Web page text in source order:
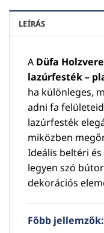
LEÍRÁS
A Düfa
lazúrfesték –
ha különleges,
adni fa
lazúrfesték
miközben
Ideális beltéri
legyen szó
dekorációs
Főbb jellemzők: